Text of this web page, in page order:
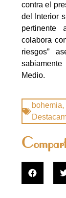
contra el
del Interior
pertinente
colabora
riesgos”
Medio.
bohemia,